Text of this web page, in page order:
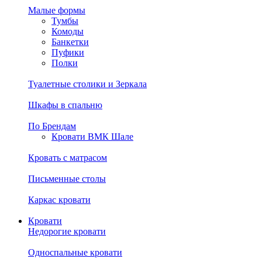
Малые формы
Тумбы
Комоды
Банкетки
Пуфики
Полки
Туалетные столики и Зеркала
Шкафы в спальню
По Брендам
Кровати ВМК Шале
Кровать с матрасом
Письменные столы
Каркас кровати
Кровати
Недорогие кровати
Односпальные кровати